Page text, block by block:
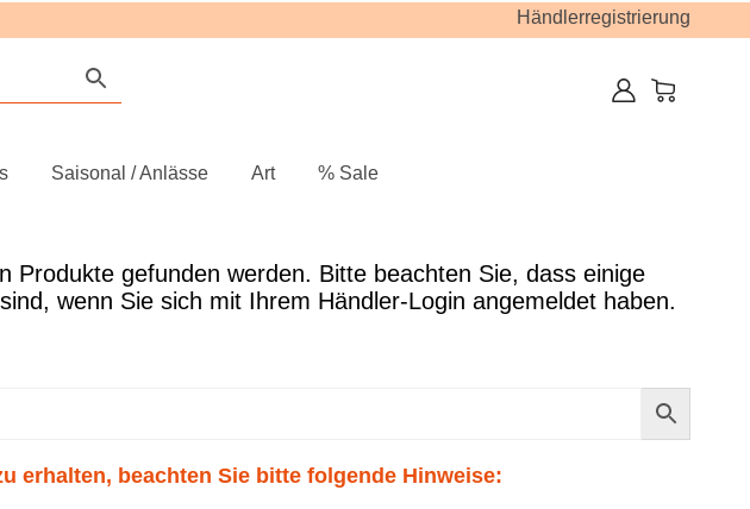
Händlerregistrierung
Saisonal / Anlässe Art % Sale
erhalten, beachten Sie bitte folgende Hinweise: